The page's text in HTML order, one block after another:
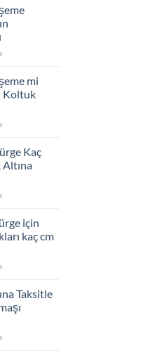
mi
Koltuk
Kaç
için
kaç cm
Taksitle